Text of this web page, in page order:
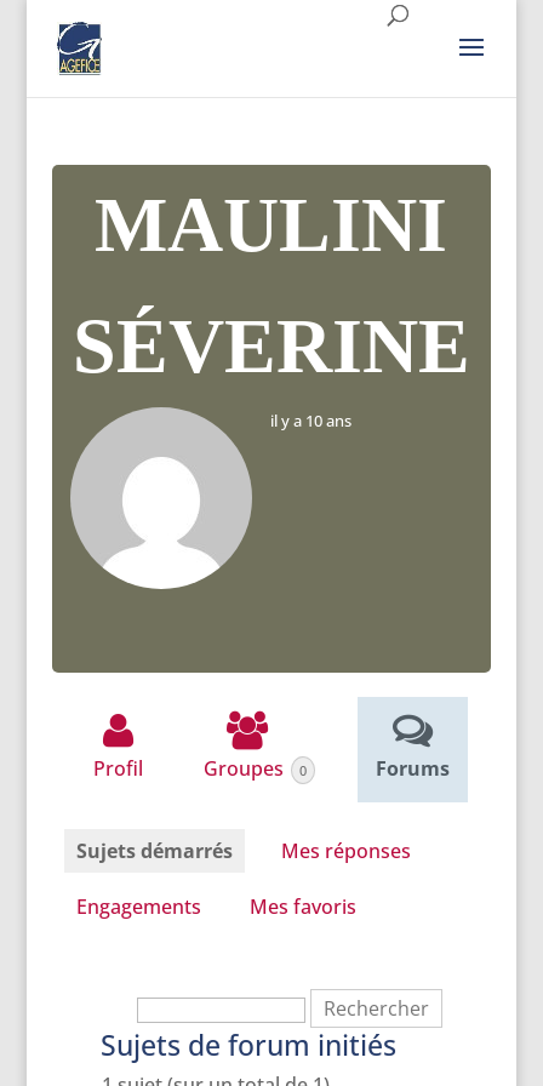
MAULINI
SÉVERINE
il y a 10 ans
Profil Groupes 0 Forums
Sujets démarrés Mes réponses
Engagements Mes favoris
Sujets de forum initiés